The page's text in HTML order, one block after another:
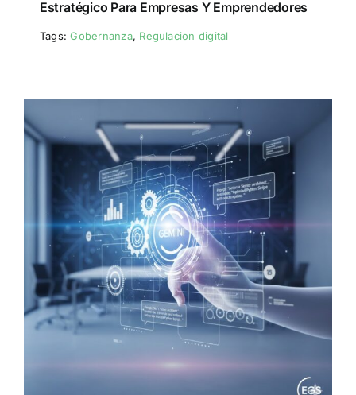
Estratégico Para Empresas Y Emprendedores
Tags:Gobernanza, Regulacion digital